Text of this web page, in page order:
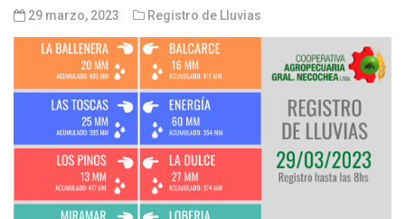
29 marzo, 2023 Registro de Lluvias